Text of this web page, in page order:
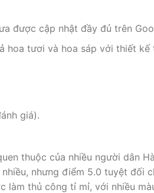
được cập nhật đầy đủ trên
hoa tươi và hoa sáp với thiết
giá).
thuộc của nhiều người dân
nhưng điểm 5.0 tuyệt đối
làm thủ công tỉ mỉ, với nhiều